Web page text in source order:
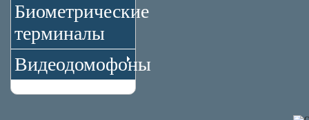
Биометрические
терминалы
Видеодомофоны